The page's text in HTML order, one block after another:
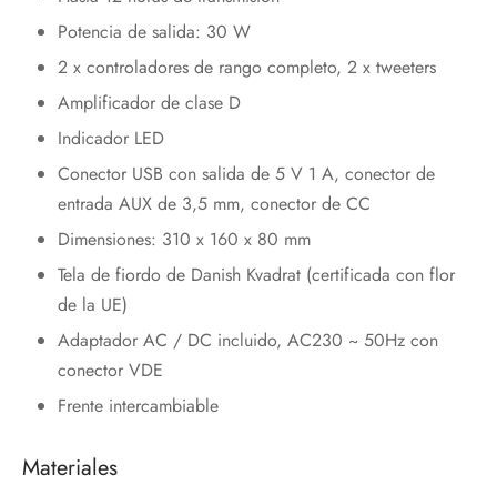
Potencia de salida: 30 W
2 x controladores de rango completo, 2 x tweeters
Amplificador de clase D
Indicador LED
Conector USB con salida de 5 V 1 A, conector de
entrada AUX de 3,5 mm, conector de CC
Dimensiones: 310 x 160 x 80 mm
Tela de fiordo de Danish Kvadrat (certificada con flor
de la UE)
Adaptador AC / DC incluido, AC230 ~ 50Hz con
conector VDE
Frente intercambiable
Materiales